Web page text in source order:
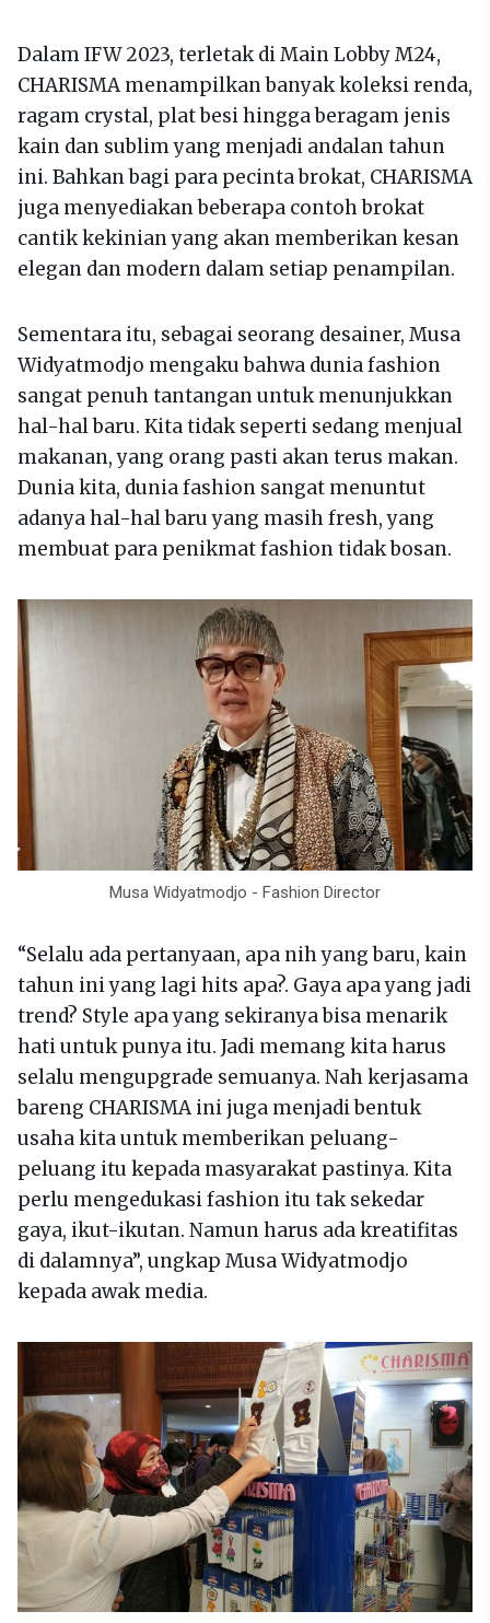
Dalam IFW 2023, terletak di Main Lobby M24,
CHARISMA menampilkan banyak koleksi renda,
ragam crystal, plat besi hingga beragam jenis
kain dan sublim yang menjadi andalan tahun
ini. Bahkan bagi para pecinta brokat, CHARISMA
juga menyediakan beberapa contoh brokat
cantik kekinian yang akan memberikan kesan
elegan dan modern dalam setiap penampilan.
Sementara itu, sebagai seorang desainer, Musa
Widyatmodjo mengaku bahwa dunia fashion
sangat penuh tantangan untuk menunjukkan
hal-hal baru. Kita tidak seperti sedang menjual
makanan, yang orang pasti akan terus makan.
Dunia kita, dunia fashion sangat menuntut
adanya hal-hal baru yang masih fresh, yang
membuat para penikmat fashion tidak bosan.
Musa Widyatmodjo - Fashion Director
“Selalu ada pertanyaan, apa nih yang baru, kain
tahun ini yang lagi hits apa?. Gaya apa yang jadi
trend? Style apa yang sekiranya bisa menarik
hati untuk punya itu. Jadi memang kita harus
selalu mengupgrade semuanya. Nah kerjasama
bareng CHARISMA ini juga menjadi bentuk
usaha kita untuk memberikan peluang-
peluang itu kepada masyarakat pastinya. Kita
perlu mengedukasi fashion itu tak sekedar
gaya, ikut-ikutan. Namun harus ada kreatifitas
di dalamnya”, ungkap Musa Widyatmodjo
kepada awak media.